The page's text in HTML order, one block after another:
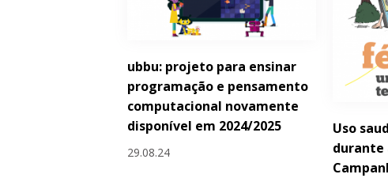
ubbu: projeto para ensinar
programação e pensamento
computacional novamente
disponível em 2024/2025
29.08.24
Uso
durante